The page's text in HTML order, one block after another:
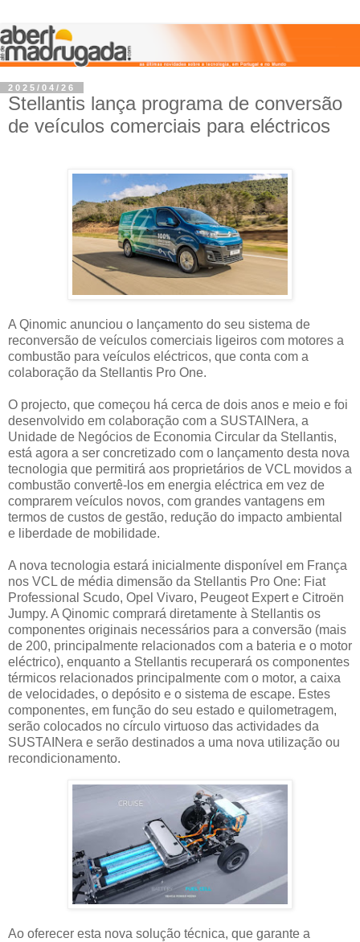
2025/04/26
Stellantis lança programa de conversão
de veículos comerciais para eléctricos
A Qinomic anunciou o lançamento do seu sistema de
reconversão de veículos comerciais ligeiros com motores a
combustão para veículos eléctricos, que conta com a
colaboração da Stellantis Pro One.
O projecto, que começou há cerca de dois anos e meio e foi
desenvolvido em colaboração com a SUSTAINera, a
Unidade de Negócios de Economia Circular da Stellantis,
está agora a ser concretizado com o lançamento desta nova
tecnologia que permitirá aos proprietários de VCL movidos a
combustão convertê-los em energia eléctrica em vez de
comprarem veículos novos, com grandes vantagens em
termos de custos de gestão, redução do impacto ambiental
e liberdade de mobilidade.
A nova tecnologia estará inicialmente disponível em França
nos VCL de média dimensão da Stellantis Pro One: Fiat
Professional Scudo, Opel Vivaro, Peugeot Expert e Citroën
Jumpy. A Qinomic comprará diretamente à Stellantis os
componentes originais necessários para a conversão (mais
de 200, principalmente relacionados com a bateria e o motor
eléctrico), enquanto a Stellantis recuperará os componentes
térmicos relacionados principalmente com o motor, a caixa
de velocidades, o depósito e o sistema de escape. Estes
componentes, em função do seu estado e quilometragem,
serão colocados no círculo virtuoso das actividades da
SUSTAINera e serão destinados a uma nova utilização ou
recondicionamento.
Ao oferecer esta nova solução técnica, que garante a